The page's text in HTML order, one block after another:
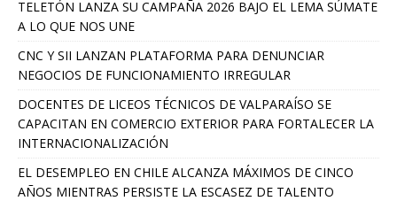
TELETÓN LANZA SU CAMPAÑA 2026 BAJO EL LEMA SÚMATE
A LO QUE NOS UNE
CNC Y SII LANZAN PLATAFORMA PARA DENUNCIAR
NEGOCIOS DE FUNCIONAMIENTO IRREGULAR
DOCENTES DE LICEOS TÉCNICOS DE VALPARAÍSO SE
CAPACITAN EN COMERCIO EXTERIOR PARA FORTALECER LA
INTERNACIONALIZACIÓN
EL DESEMPLEO EN CHILE ALCANZA MÁXIMOS DE CINCO
AÑOS MIENTRAS PERSISTE LA ESCASEZ DE TALENTO